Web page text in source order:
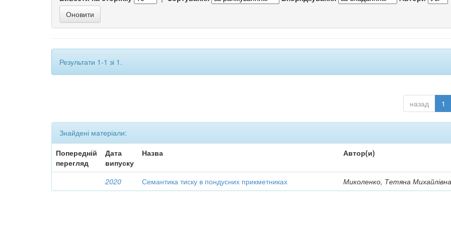
Результати 1-1 зі 1.
назад 1
Знайдені матеріали:
Попередній
перегляд
Дата
випуску
Назва Автор(и)
2020 Семантика тиску в пондусних прикметниках Миколенко, Тетяна Михайлівна